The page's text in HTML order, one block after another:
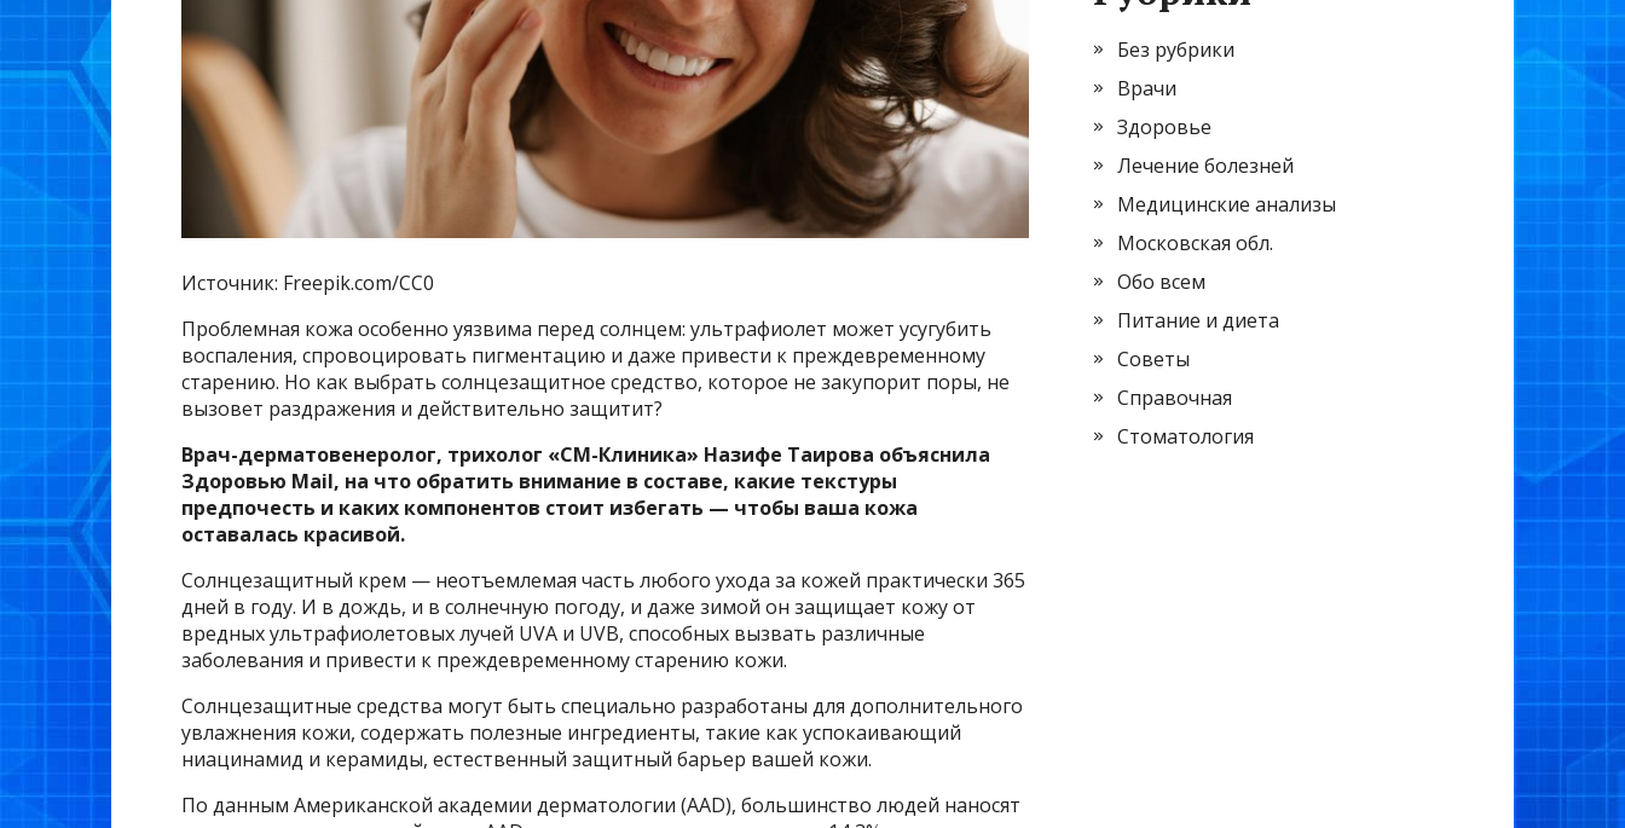
Источник: Freepik.com/CC0
Проблемная кожа особенно уязвима перед солнцем: ультрафиолет может усугубить
воспаления, спровоцировать пигментацию и даже привести к преждевременному
старению. Но как выбрать солнцезащитное средство, которое не закупорит поры, не
вызовет раздражения и действительно защитит?
Врач-дерматовенеролог, трихолог «СМ-Клиника» Назифе Таирова объяснила
Здоровью Mail, на что обратить внимание в составе, какие текстуры
предпочесть и каких компонентов стоит избегать — чтобы ваша кожа
оставалась красивой.
Солнцезащитный крем — неотъемлемая часть любого ухода за кожей практически 365
дней в году. И в дождь, и в солнечную погоду, и даже зимой он защищает кожу от
вредных ультрафиолетовых лучей UVA и UVB, способных вызвать различные
заболевания и привести к преждевременному старению кожи.
Солнцезащитные средства могут быть специально разработаны для дополнительного
увлажнения кожи, содержать полезные ингредиенты, такие как успокаивающий
ниацинамид и керамиды, естественный защитный барьер вашей кожи.
По данным Американской академии дерматологии (AAD), большинство людей наносят
Без рубрики
Врачи
Здоровье
Лечение болезней
Медицинские анализы
Московская обл.
Обо всем
Питание и диета
Советы
Справочная
Стоматология